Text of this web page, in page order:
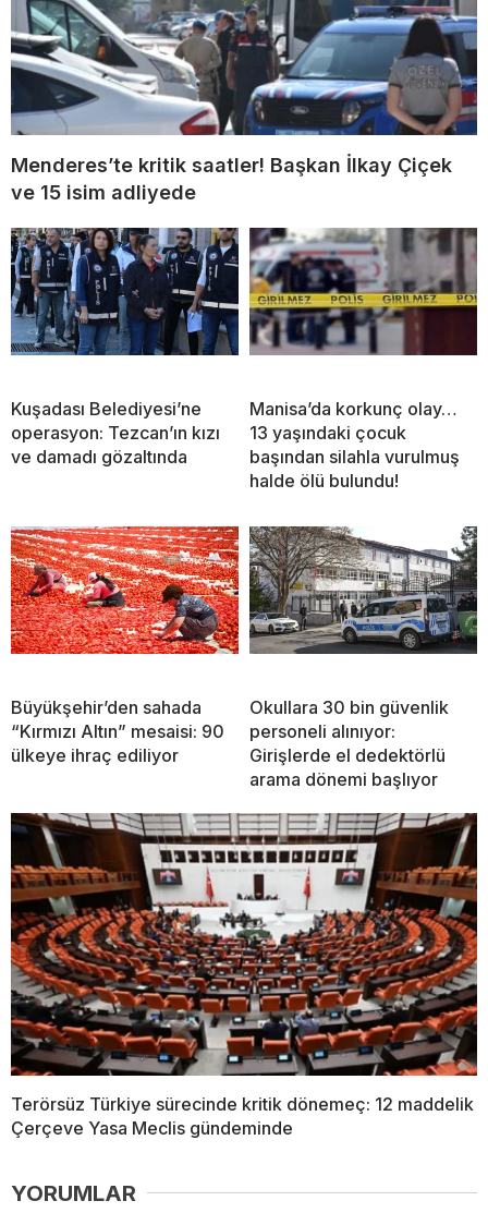
Menderes’te kritik saatler! Başkan İlkay Çiçek
ve 15 isim adliyede
Kuşadası Belediyesi’ne
operasyon: Tezcan’ın kızı
ve damadı gözaltında
Manisa’da korkunç olay…
13 yaşındaki çocuk
başından silahla vurulmuş
halde ölü bulundu!
Büyükşehir’den sahada
“Kırmızı Altın” mesaisi: 90
ülkeye ihraç ediliyor
Okullara 30 bin güvenlik
personeli alınıyor:
Girişlerde el dedektörlü
arama dönemi başlıyor
Terörsüz Türkiye sürecinde kritik dönemeç: 12 maddelik
Çerçeve Yasa Meclis gündeminde
YORUMLAR